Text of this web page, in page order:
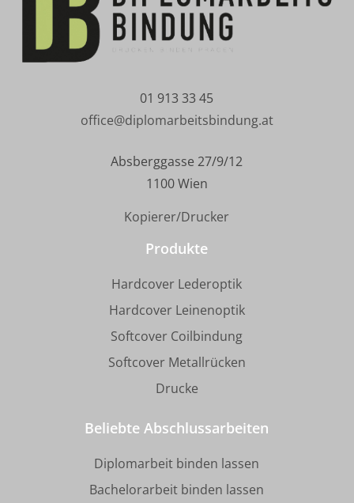
01 913 33 45
office@diplomarbeitsbindung.at
Absberggasse 27/9/12
1100 Wien
Kopierer/Drucker
Produkte
Hardcover Lederoptik
Hardcover Leinenoptik
Softcover Coilbindung
Softcover Metallrücken
Drucke
Beliebte Abschlussarbeiten
Diplomarbeit binden lassen
Bachelorarbeit binden lassen